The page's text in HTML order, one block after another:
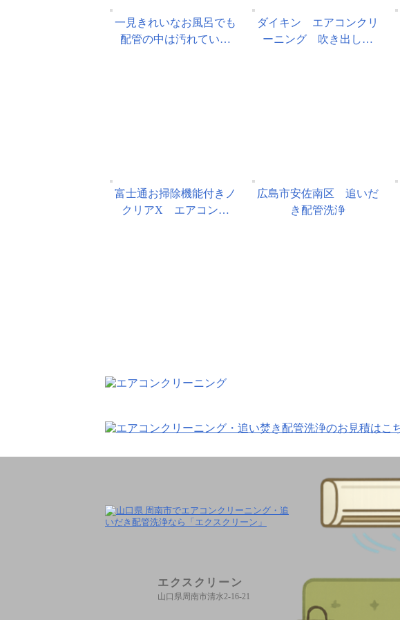
一見きれいなお風呂でも
配管の中は汚れてい…
ダイキン エアコンクリ
ーニング 吹き出し…
富士通お掃除機能付きノ
クリアX エアコン…
広島市安佐南区 追いだ
き配管洗浄
エクスクリーン
山口県周南市清水2-16-21